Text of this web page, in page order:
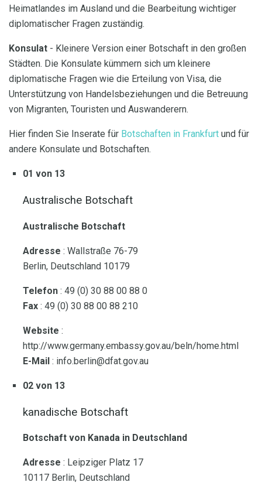
Heimatlandes im Ausland und die Bearbeitung wichtiger
diplomatischer Fragen zuständig.
Konsulat - Kleinere Version einer Botschaft in den großen
Städten. Die Konsulate kümmern sich um kleinere
diplomatische Fragen wie die Erteilung von Visa, die
Unterstützung von Handelsbeziehungen und die Betreuung
von Migranten, Touristen und Auswanderern.
Hier finden Sie Inserate für Botschaften in Frankfurt und für
andere Konsulate und Botschaften.
01 von 13
Australische Botschaft
Australische Botschaft
Adresse : Wallstraße 76-79
Berlin, Deutschland 10179
Telefon : 49 (0) 30 88 00 88 0
Fax : 49 (0) 30 88 00 88 210
Website :
http://www.germany.embassy.gov.au/beln/home.html
E-Mail : info.berlin@dfat.gov.au
02 von 13
kanadische Botschaft
Botschaft von Kanada in Deutschland
Adresse : Leipziger Platz 17
10117 Berlin, Deutschland